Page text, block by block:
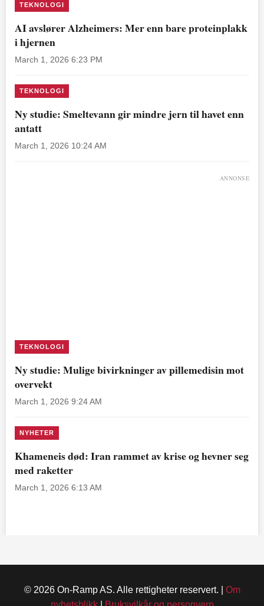
TEKNOLOGI
AI avslører Alzheimers: Mer enn bare proteinplakk
i hjernen
March 1, 2026 6:23 PM
TEKNOLOGI
Ny studie: Smeltevann gir mindre jern til havet enn
antatt
March 1, 2026 10:24 AM
ANNONSE
TEKNOLOGI
Ny studie: Mulige bivirkninger av pillemedisin mot
overvekt
March 1, 2026 9:24 AM
NYHETER
Khameneis død: Iran rammet av krise og hevner seg
med raketter
March 1, 2026 6:13 AM
© 2026 On-Ramp AS. Alle rettigheter reservert. | Om